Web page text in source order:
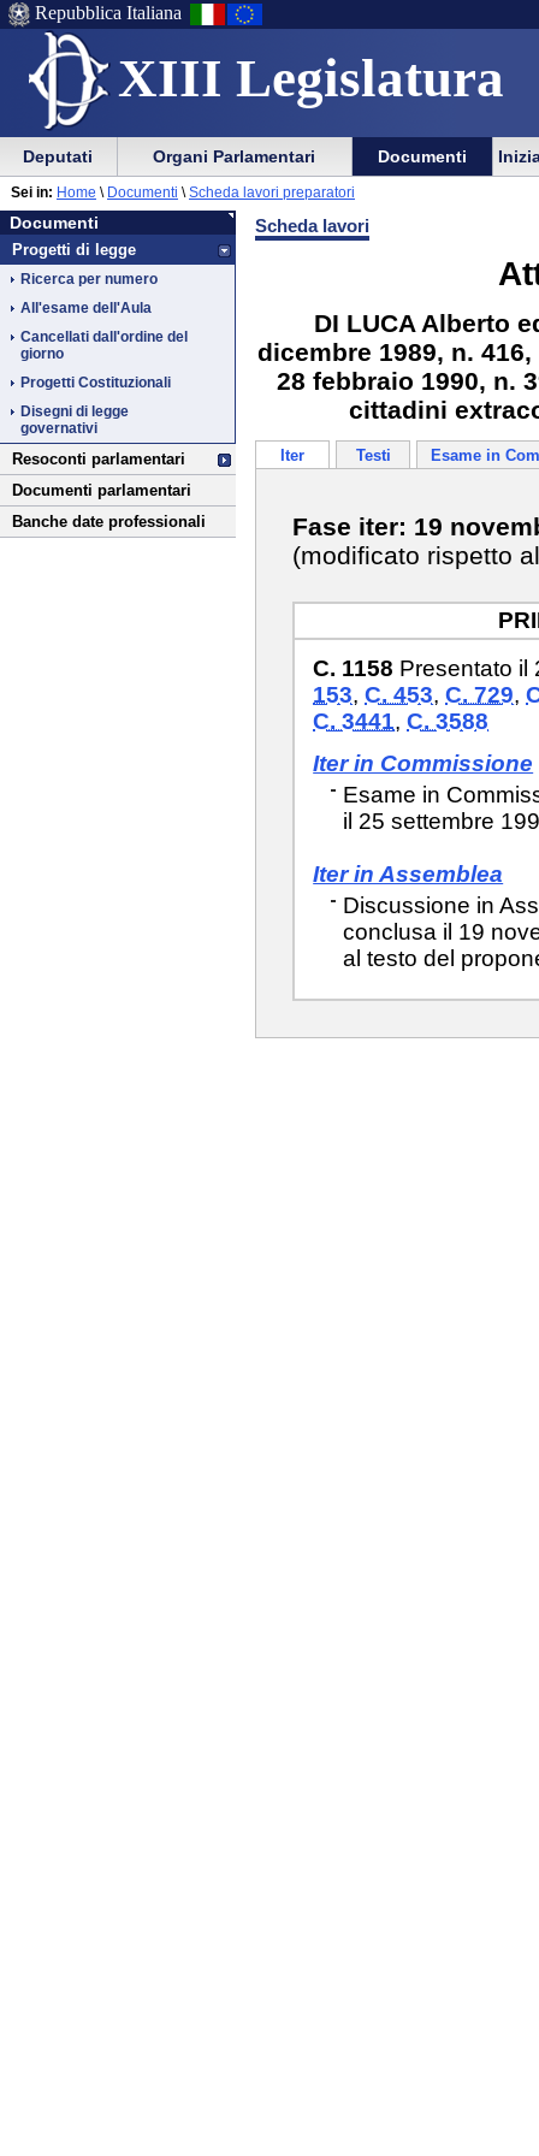
XIII Legislatura
Menu
di
ausilio
alla
navigazione
Vai
Menu
di
navigazione
principale
Repubblica Italiana
Menu
di
navigazione
principale
Vai
menu
di
sezione
Deputati Organi Parlamentari Documenti
Documenti
Vai
al
contenuto
Documenti
Progetti di legge
Ricerca per numero
All'esame dell'Aula
Cancellati dall'ordine del
giorno
Progetti Costituzionali
Disegni di legge
governativi
Resoconti parlamentari
Documenti parlamentari
Banche date professionali
Sei in: Home \ Documenti \ Scheda lavori preparatori
Scheda lavori
DI LUCA Alberto
dicembre 1989, n.
28 febbraio 1990, n.
cittadini
Iter Testi Esame in
Fase iter: 19
(modificato rispetto
C. 1158 Presentato il
153,C. 453,C. 729,
C. 3441,C. 3588
Iter in Commissione
Esame in
il 25 settembre
Iter in Assemblea
Discussione in
conclusa il 19
al testo del